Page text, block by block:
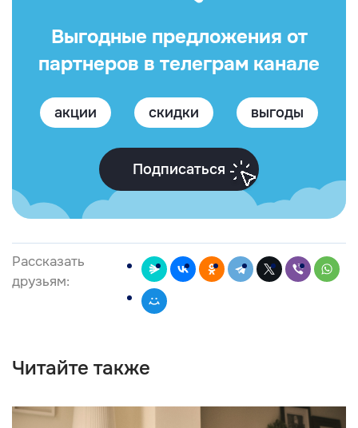
Выгодные предложения от
партнеров в телеграм канале
акции скидки выгоды
Подписаться
Рассказать
друзьям:
Читайте также